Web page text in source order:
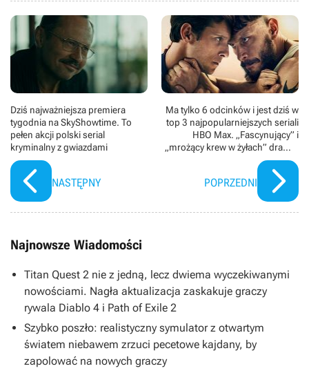
Dziś najważniejsza premiera
tygodnia na SkyShowtime. To
pełen akcji polski serial
kryminalny z gwiazdami
NASTĘPNY
Ma tylko 6 odcinków i jest dziś w
top 3 najpopularniejszych seriali
HBO Max. „Fascynujący” i
„mrożący krew w żyłach” dramat
wreszcie dostępny na maraton
POPRZEDNI
Najnowsze Wiadomości
Titan Quest 2 nie z jedną, lecz dwiema wyczekiwanymi
nowościami. Nagła aktualizacja zaskakuje graczy
rywala Diablo 4 i Path of Exile 2
Szybko poszło: realistyczny symulator z otwartym
światem niebawem zrzuci pecetowe kajdany, by
zapolować na nowych graczy